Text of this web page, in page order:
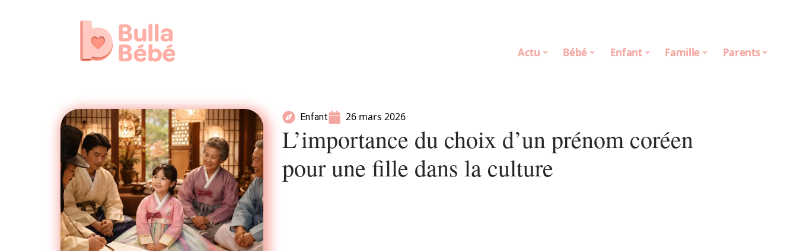
Actu Bébé Enfant Famille Parents
Enfant 26 mars 2026
L’importance du choix d’un prénom coréen
pour une fille dans la culture